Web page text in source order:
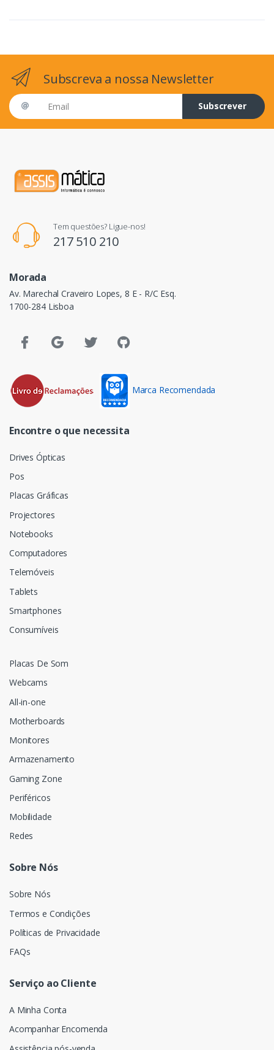
Subscreva a nossa Newsletter
Email address
Subscrever
Tem questões? Ligue-nos!
217 510 210
Morada
Av. Marechal Craveiro Lopes, 8 E - R/C Esq.
1700-284 Lisboa
Marca Recomendada
Encontre o que necessita
Drives Ópticas
Pos
Placas Gráficas
Projectores
Notebooks
Computadores
Telemóveis
Tablets
Smartphones
Consumíveis
Placas De Som
Webcams
All-in-one
Motherboards
Monitores
Armazenamento
Gaming Zone
Periféricos
Mobilidade
Redes
Sobre Nós
Sobre Nós
Termos e Condições
Políticas de Privacidade
FAQs
Serviço ao Cliente
A Minha Conta
Acompanhar Encomenda